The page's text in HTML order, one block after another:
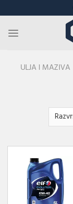
to
content
ULJA I MAZIVA